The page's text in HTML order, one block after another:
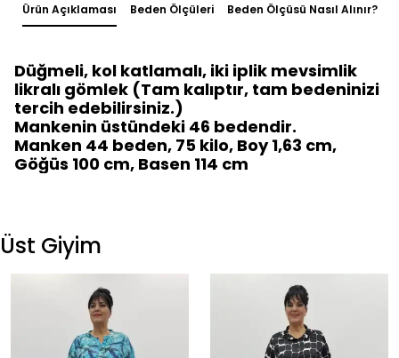
Ürün Açıklaması Beden Ölçüleri Beden Ölçüsü Nasıl Alınır?
Düğmeli, kol katlamalı, iki iplik mevsimlik
likralı gömlek (Tam kalıptır, tam bedeninizi
tercih edebilirsiniz.)
Mankenin üstündeki 46 bedendir.
Manken 44 beden, 75 kilo, Boy 1,63 cm,
Göğüs 100 cm, Basen 114 cm
Üst Giyim